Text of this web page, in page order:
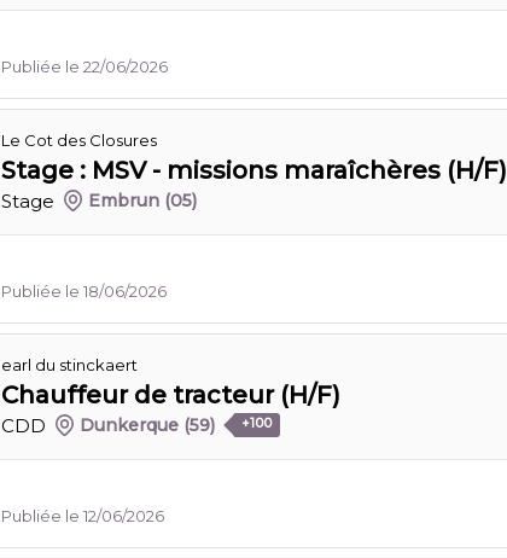
Publiée le 22/06/2026
Le Cot des Closures
Stage : MSV - missions maraîchères (H/F)
Stage Embrun (05)
Publiée le 18/06/2026
earl du stinckaert
Chauffeur de tracteur (H/F)
CDD Dunkerque (59) +100
Publiée le 12/06/2026